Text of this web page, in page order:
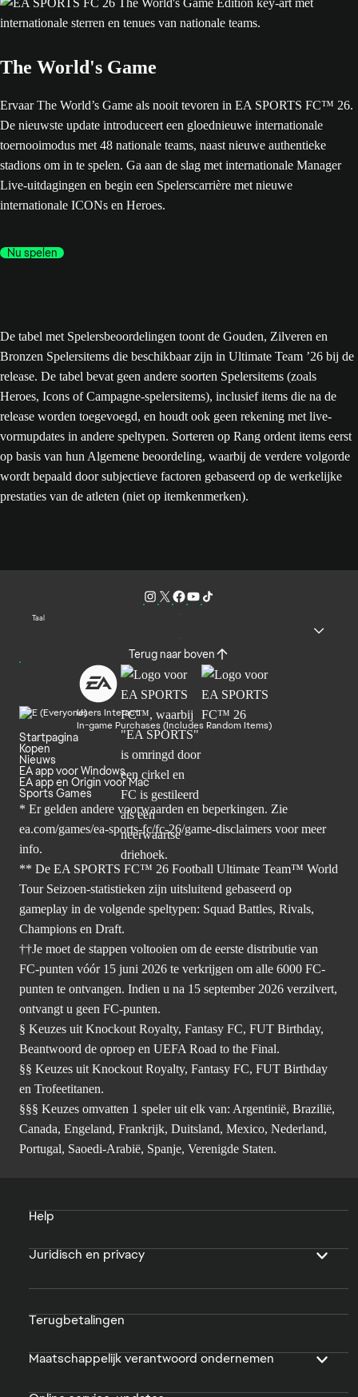
The World's Game
Ervaar The World’s Game als nooit tevoren in EA SPORTS FC™ 26.
De nieuwste update introduceert een gloednieuwe internationale
toernooimodus met 48 nationale teams, naast nieuwe authentieke
stadions om in te spelen. Ga aan de slag met internationale Manager
Live-uitdagingen en begin een Spelerscarrière met nieuwe
internationale ICONs en Heroes.
Nu spelen
De tabel met Spelersbeoordelingen toont de Gouden, Zilveren en
Bronzen Spelersitems die beschikbaar zijn in Ultimate Team ’26 bij de
release. De tabel bevat geen andere soorten Spelersitems (zoals
Heroes, Icons of Campagne-spelersitems), inclusief items die na de
release worden toegevoegd, en houdt ook geen rekening met live-
vormupdates in andere speltypen. Sorteren op Rang ordent items eerst
op basis van hun Algemene beoordeling, waarbij de verdere volgorde
wordt bepaald door subjectieve factoren gebaseerd op de werkelijke
prestaties van de atleten (niet op itemkenmerken).
Taal
Terug naar boven
Users Interact
In-game Purchases (Includes Random Items)
Startpagina
Kopen
Nieuws
EA app voor Windows
EA app en Origin voor Mac
Sports Games
* Er gelden andere voorwaarden en beperkingen. Zie
ea.com/games/ea-sports-fc/fc-26/game-disclaimers voor meer
info.
** De EA SPORTS FC™ 26 Football Ultimate Team™ World
Tour Seizoen-statistieken zijn uitsluitend gebaseerd op
gameplay in de volgende speltypen: Squad Battles, Rivals,
Champions en Draft.
††Je moet de stappen voltooien om de eerste distributie van
FC-punten vóór 15 juni 2026 te verkrijgen om alle 6000 FC-
punten te ontvangen. Indien u na 15 september 2026 verzilvert,
ontvangt u geen FC-punten.
§ Keuzes uit Knockout Royalty, Fantasy FC, FUT Birthday,
Beantwoord de oproep en UEFA Road to the Final.
§§ Keuzes uit Knockout Royalty, Fantasy FC, FUT Birthday
en Trofeetitanen.
§§§ Keuzes omvatten 1 speler uit elk van: Argentinië, Brazilië,
Canada, Engeland, Frankrijk, Duitsland, Mexico, Nederland,
Portugal, Saoedi-Arabië, Spanje, Verenigde Staten.
Help
Juridisch en privacy
Terugbetalingen
Maatschappelijk verantwoord ondernemen